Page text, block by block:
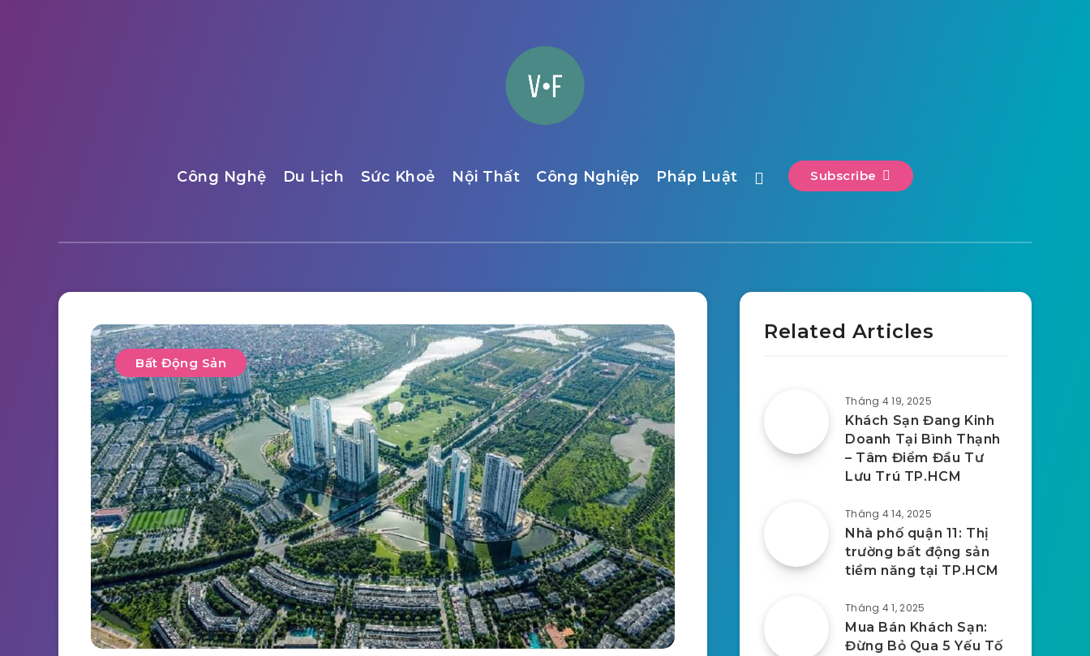
Công Nghệ Du Lịch Sức Khoẻ Nội Thất Công Nghiệp Pháp Luật Subscribe
Bất Động Sản
Related Articles
Tháng 4 19, 2025
Khách Sạn Đang Kinh
Doanh Tại Bình Thạnh
– Tâm Điểm Đầu Tư
Lưu Trú TP.HCM
Tháng 4 14, 2025
Nhà phố quận 11: Thị
trường bất động sản
tiềm năng tại TP.HCM
Tháng 4 1, 2025
Mua Bán Khách Sạn:
Đừng Bỏ Qua 5 Yếu Tố